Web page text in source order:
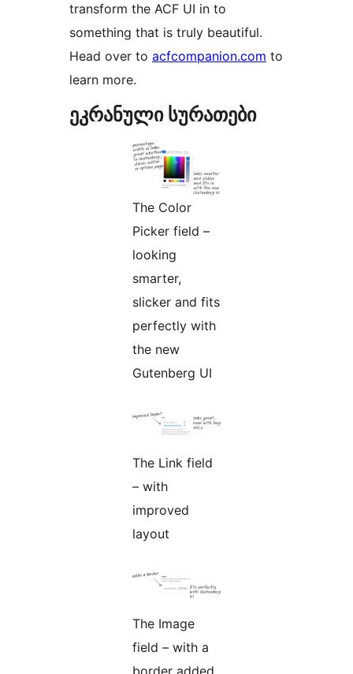
transform the ACF UI in to
something that is truly beautiful.
Head over to acfcompanion.com to
learn more.
ეკრანული სურათები
The Color
Picker field –
looking
smarter,
slicker and fits
perfectly with
the new
Gutenberg UI
The Link field
– with
improved
layout
The Image
field – with a